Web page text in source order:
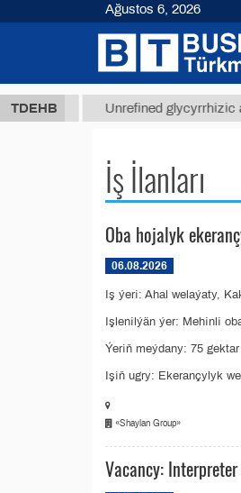
TDEHB
ТМТ Unrefined glycyrrhizic
İş İlanları
Oba hojalyk
06.08.2026
Iş ýeri: Ahal welaýaty,
Işlenilýän ýer: Mehinli
Ýeriň meýdany: 75 gektar
Işiň ugry: Ekerançylyk
«Shaylan Group»
Vacancy:
Ağustos 6, 2026